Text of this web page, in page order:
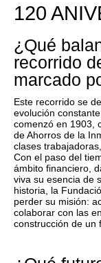
120
¿Qué
recorrido
marcado
Este recorrido se
evolución
comenzó en 1903,
de Ahorros de la
clases
Con el paso del
ámbito financiero,
viva su esencia de
historia, la
perder su misión:
colaborar con las
construcción de un